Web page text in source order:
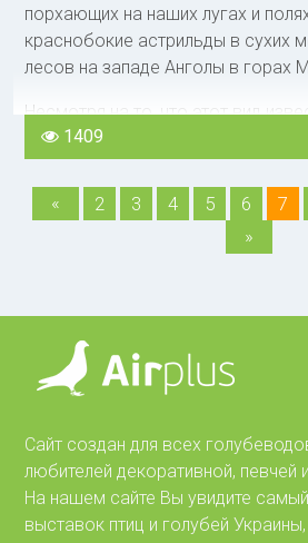
порхающих на наших лугах и
краснобокие астрильды в сухих
лесов на западе Анголы в горах
Несмотря на то, что этот вид
прошлого столетия, в Европу
спустя восемь деся¬тилетий. И
Швейцарию ввезли большое
осталось их сравнительно мало,
время был очень большой падеж.
жадностью поедали, но мор
Пробовали меньше давать
швейцарский люби¬тель Погланд
семена плевела многолет¬него,
многим как райграс, или плевел
тотчас начали с жадностью его
1409
« 2 3 4 5 6 7
»
Сайт создан для всех
любителей декоративной, певчей
На нашем сайте Вы увидите
выставок птиц и голубей